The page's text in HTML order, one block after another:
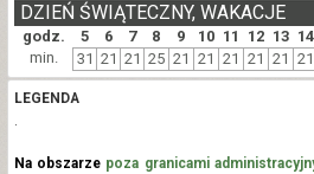
godz. 5 6 7 8 9 10 11 12 13 14
DZIEŃ ŚWIĄTECZNY, WAKACJE
min. 31 21 21 25 21 21 21 21 21 21
LEGENDA
.
Na obszarze poza granicami